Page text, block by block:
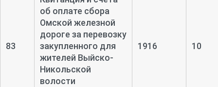
83
об оплате сбора
Омской железной
дороге за перевозку
закупленного для
жителей Выйско-
Никольской
волости
1916 10